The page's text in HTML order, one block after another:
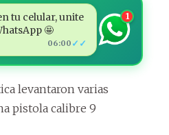
tu celular, unite
🤩
06:00 ✓✓
1
levantaron varias
pistola calibre 9